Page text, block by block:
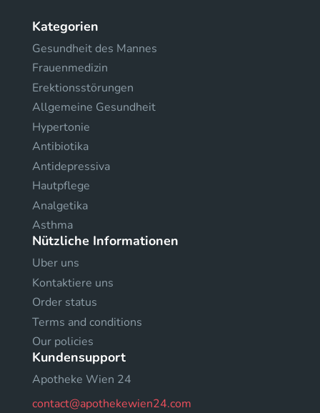
Kategorien
Gesundheit des Mannes
Frauenmedizin
Erektionsstörungen
Allgemeine Gesundheit
Hypertonie
Antibiotika
Antidepressiva
Hautpflege
Analgetika
Asthma
Nützliche Informationen
Uber uns
Kontaktiere uns
Order status
Terms and conditions
Our policies
Kundensupport
Apotheke Wien 24
contact@apothekewien24.com